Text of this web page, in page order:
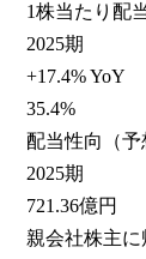
1株当たり配
2025期
+17.4% YoY
35.4%
配当性向（予
2025期
721.36億円
親会社株主に